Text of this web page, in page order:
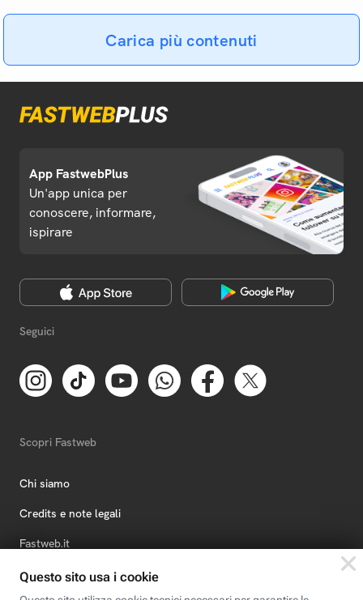
Carica più contenuti
App FastwebPlus
Un'app unica per
conoscere, informare,
ispirare
Seguici
Scopri Fastweb
Chi siamo
Credits e note legali
Fastweb.it
Formazione